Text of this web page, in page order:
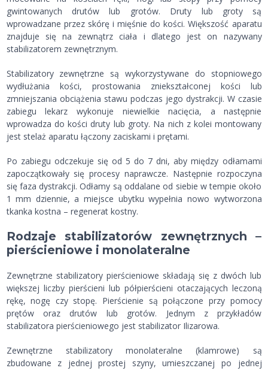
gwintowanych drutów lub grotów. Druty lub groty są
wprowadzane przez skórę i mięśnie do kości. Większość aparatu
znajduje się na zewnątrz ciała i dlatego jest on nazywany
stabilizatorem zewnętrznym.
Stabilizatory zewnętrzne są wykorzystywane do stopniowego
wydłużania kości, prostowania zniekształconej kości lub
zmniejszania obciążenia stawu podczas jego dystrakcji. W czasie
zabiegu lekarz wykonuje niewielkie nacięcia, a następnie
wprowadza do kości druty lub groty. Na nich z kolei montowany
jest stelaż aparatu łączony zaciskami i prętami.
Po zabiegu odczekuje się od 5 do 7 dni, aby między odłamami
zapoczątkowały się procesy naprawcze. Następnie rozpoczyna
się faza dystrakcji. Odłamy są oddalane od siebie w tempie około
1 mm dziennie, a miejsce ubytku wypełnia nowo wytworzona
tkanka kostna – regenerat kostny.
Rodzaje stabilizatorów zewnętrznych –
pierścieniowe i monolateralne
Zewnętrzne stabilizatory pierścieniowe składają się z dwóch lub
większej liczby pierścieni lub półpierścieni otaczających leczoną
rękę, nogę czy stopę. Pierścienie są połączone przy pomocy
prętów oraz drutów lub grotów. Jednym z przykładów
stabilizatora pierścieniowego jest stabilizator Ilizarowa.
Zewnętrzne stabilizatory monolateralne (klamrowe) są
zbudowane z jednej prostej szyny, umieszczanej po jednej